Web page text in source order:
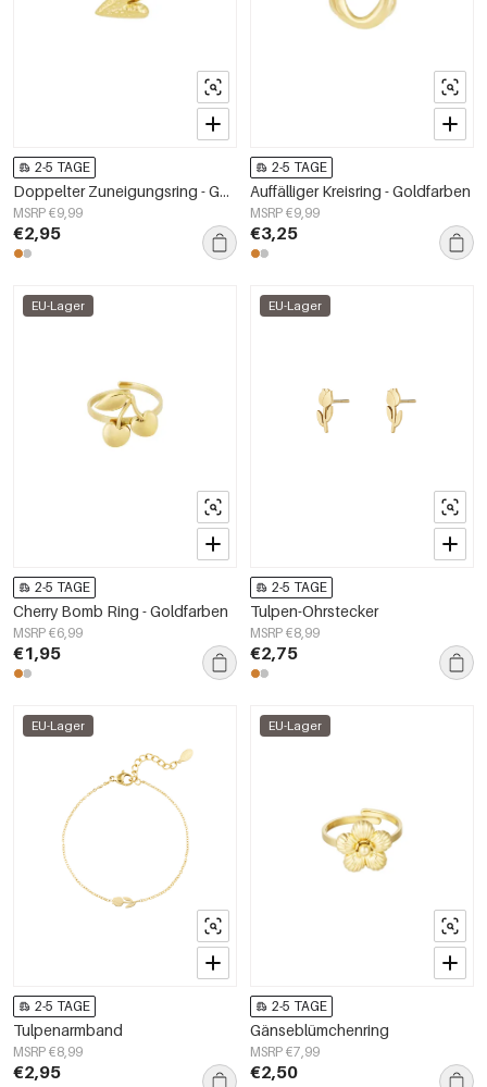
2-5 TAGE
Doppelter Zuneigungsring - Goldfarben
MSRP €9,99
€2,95
2-5 TAGE
Auffälliger Kreisring - Goldfarben
MSRP €9,99
€3,25
EU-Lager
2-5 TAGE
Cherry Bomb Ring - Goldfarben
MSRP €6,99
€1,95
EU-Lager
2-5 TAGE
Tulpen-Ohrstecker
MSRP €8,99
€2,75
EU-Lager
2-5 TAGE
Tulpenarmband
MSRP €8,99
€2,95
EU-Lager
2-5 TAGE
Gänseblümchenring
MSRP €7,99
€2,50